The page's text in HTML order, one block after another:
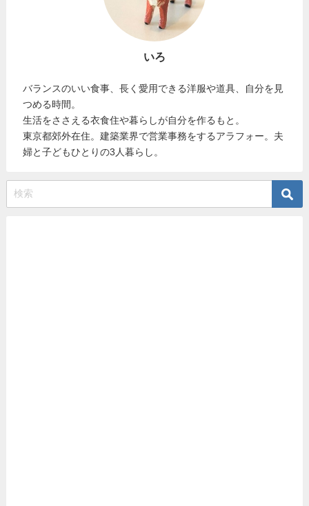
いろ
バランスのいい食事、長く愛用できる洋服や道具、自分を見
つめる時間。
生活をささえる衣食住や暮らしが自分を作るもと。
東京都郊外在住。建築業界で営業事務をするアラフォー。夫
婦と子どもひとりの3人暮らし。